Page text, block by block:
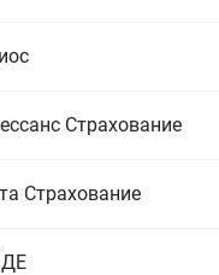
Страхование
Страхование